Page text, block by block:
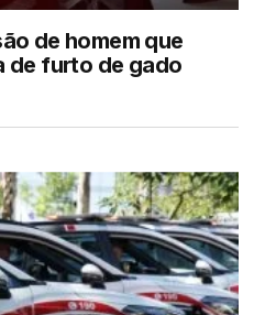
de homem que
de furto de gado